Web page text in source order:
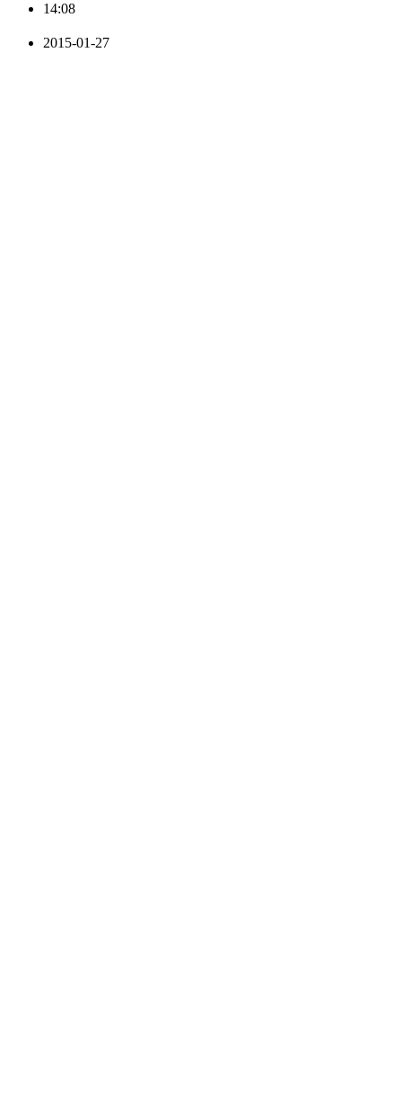
14:08
2015-01-27